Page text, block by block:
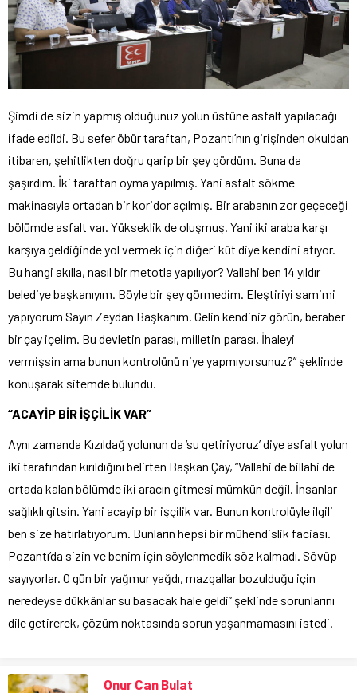
Şimdi de sizin yapmış olduğunuz yolun üstüne asfalt yapılacağı
ifade edildi. Bu sefer öbür taraftan, Pozantı’nın girişinden okuldan
itibaren, şehitlikten doğru garip bir şey gördüm. Buna da
şaşırdım. İki taraftan oyma yapılmış. Yani asfalt sökme
makinasıyla ortadan bir koridor açılmış. Bir arabanın zor geçeceği
bölümde asfalt var. Yükseklik de oluşmuş. Yani iki araba karşı
karşıya geldiğinde yol vermek için diğeri küt diye kendini atıyor.
Bu hangi akılla, nasıl bir metotla yapılıyor? Vallahi ben 14 yıldır
belediye başkanıyım. Böyle bir şey görmedim. Eleştiriyi samimi
yapıyorum Sayın Zeydan Başkanım. Gelin kendiniz görün, beraber
bir çay içelim. Bu devletin parası, milletin parası. İhaleyi
vermişsin ama bunun kontrolünü niye yapmıyorsunuz?” şeklinde
konuşarak sitemde bulundu.
“ACAYİP BİR İŞÇİLİK VAR”
Aynı zamanda Kızıldağ yolunun da ‘su getiriyoruz’ diye asfalt yolun
iki tarafından kırıldığını belirten Başkan Çay, “Vallahi de billahi de
ortada kalan bölümde iki aracın gitmesi mümkün değil. İnsanlar
sağlıklı gitsin. Yani acayip bir işçilik var. Bunun kontrolüyle ilgili
ben size hatırlatıyorum. Bunların hepsi bir mühendislik faciası.
Pozantı’da sizin ve benim için söylenmedik söz kalmadı. Sövüp
sayıyorlar. O gün bir yağmur yağdı, mazgallar bozulduğu için
neredeyse dükkânlar su basacak hale geldi” şeklinde sorunlarını
dile getirerek, çözüm noktasında sorun yaşanmamasını istedi.
Onur Can Bulat